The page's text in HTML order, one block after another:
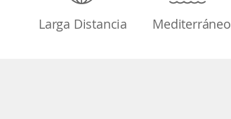
Larga Distancia Mediterráneo